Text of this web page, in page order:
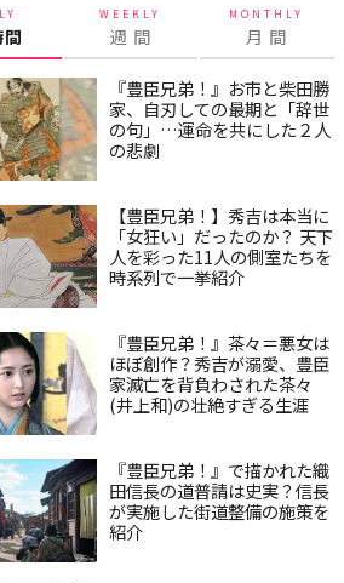
WEEKLY
週 間
MONTHLY
月 間
『豊臣兄弟！』お市と柴田勝
家、自刃しての最期と「辞世
の句」…運命を共にした２人
の悲劇
【豊臣兄弟！】秀吉は本当に
「女狂い」だったのか？ 天下
人を彩った11人の側室たちを
時系列で一挙紹介
『豊臣兄弟！』茶々＝悪女は
ほぼ創作？秀吉が溺愛、豊臣
家滅亡を背負わされた茶々
(井上和)の壮絶すぎる生涯
『豊臣兄弟！』で描かれた織
田信長の道普請は史実？信長
が実施した街道整備の施策を
紹介